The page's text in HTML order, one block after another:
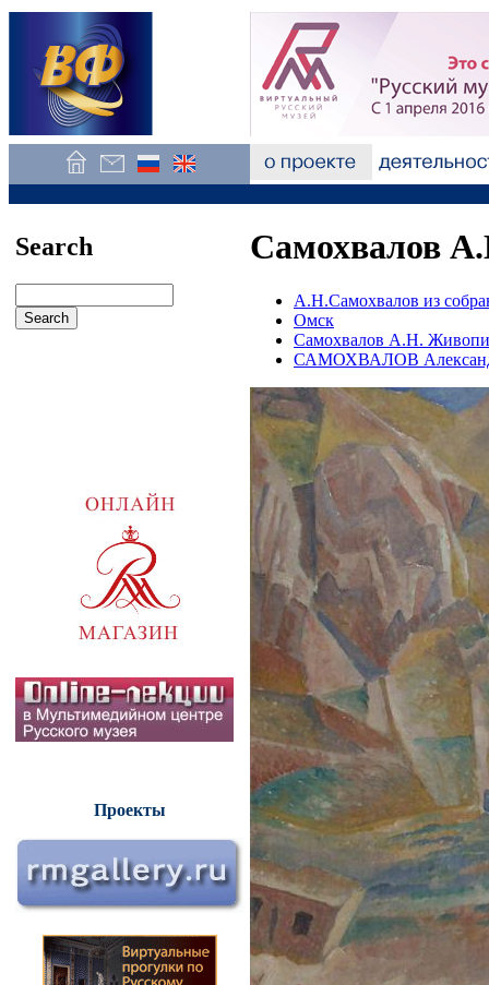
Search
Проекты
Самохвалов
А.Н.Самохвалов из
Омск
Самохвалов А.Н.
САМОХВАЛОВ